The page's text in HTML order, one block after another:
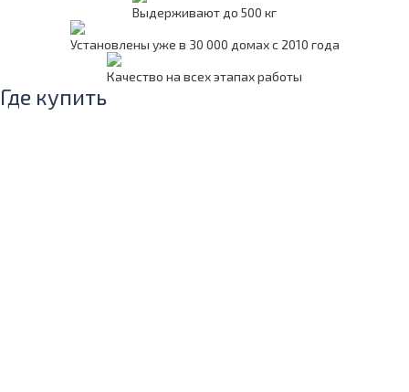
Выдерживают до 500 кг
Установлены уже в 30 000 домах с 2010 года
Качество на всех этапах работы
Где купить